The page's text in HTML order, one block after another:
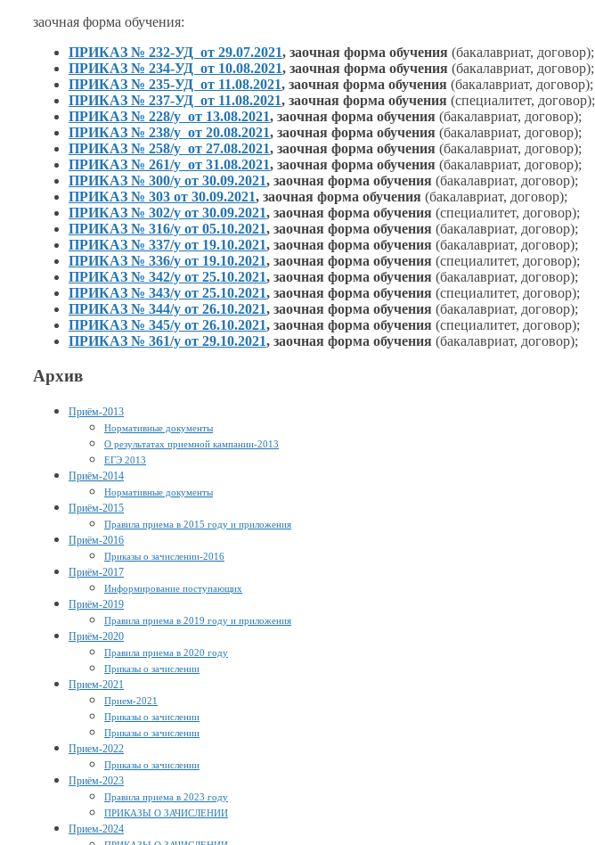
заочная форма обучения:
ПРИКАЗ № 232-УД от 29.07.2021, заочная форма обучения (бакалавриат, договор);
ПРИКАЗ № 234-УД от 10.08.2021, заочная форма обучения (бакалавриат, договор);
ПРИКАЗ № 235-УД от 11.08.2021, заочная форма обучения (бакалавриат, договор);
ПРИКАЗ № 237-УД от 11.08.2021, заочная форма обучения (специалитет, договор);
ПРИКАЗ № 228/у от 13.08.2021, заочная форма обучения (бакалавриат, договор);
ПРИКАЗ № 238/у от 20.08.2021, заочная форма обучения (бакалавриат, договор);
ПРИКАЗ № 258/у от 27.08.2021, заочная форма обучения (бакалавриат, договор);
ПРИКАЗ № 261/у от 31.08.2021, заочная форма обучения (бакалавриат, договор);
ПРИКАЗ № 300/у от 30.09.2021, заочная форма обучения (бакалавриат, договор);
ПРИКАЗ № 303 от 30.09.2021, заочная форма обучения (бакалавриат, договор);
ПРИКАЗ № 302/у от 30.09.2021, заочная форма обучения (специалитет, договор);
ПРИКАЗ № 316/у от 05.10.2021, заочная форма обучения (бакалавриат, договор);
ПРИКАЗ № 337/у от 19.10.2021, заочная форма обучения (бакалавриат, договор);
ПРИКАЗ № 336/у от 19.10.2021, заочная форма обучения (специалитет, договор);
ПРИКАЗ № 342/у от 25.10.2021, заочная форма обучения (бакалавриат, договор);
ПРИКАЗ № 343/у от 25.10.2021, заочная форма обучения (специалитет, договор);
ПРИКАЗ № 344/у от 26.10.2021, заочная форма обучения (бакалавриат, договор);
ПРИКАЗ № 345/у от 26.10.2021, заочная форма обучения (специалитет, договор);
ПРИКАЗ № 361/у от 29.10.2021, заочная форма обучения (бакалавриат, договор);
Архив
Приём-2013
Нормативные документы
О результатах приемной кампании-2013
ЕГЭ 2013
Приём-2014
Нормативные документы
Приём-2015
Правила приема в 2015 году и приложения
Приём-2016
Приказы о зачислении-2016
Приём-2017
Информирование поступающих
Приём-2019
Правила приема в 2019 году и приложения
Приём-2020
Правила приема в 2020 году
Приказы о зачислении
Прием-2021
Прием-2021
Приказы о зачислении
Приказы о зачислении
Прием-2022
Приказы о зачислении
Приём-2023
Правила приема в 2023 году
ПРИКАЗЫ О ЗАЧИСЛЕНИИ
Прием-2024